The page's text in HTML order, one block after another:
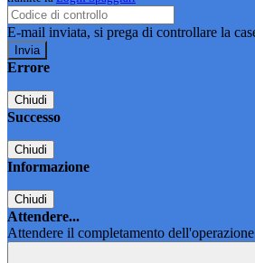
E-mail inviata, si prega di controllare la
Errore
Chiudi
Successo
Chiudi
Informazione
Chiudi
Attendere...
Attendere il completamento